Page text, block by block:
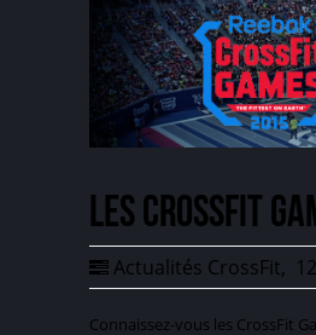
Les CrossFit
Actualités CrossFit,
Connaissez-vous les CrossFit